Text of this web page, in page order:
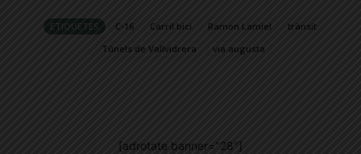
ETIQUETES C-16 Carril bici Ramon Lamiel
trànsit
Túnels de Vallvidrera
via augusta
[adrotate banner="28"]